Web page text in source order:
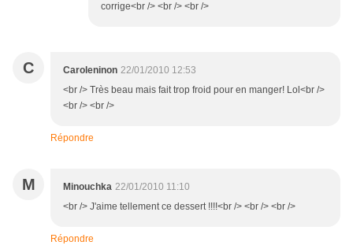
corrige<br /> <br /> <br />
C Caroleninon 22/01/2010 12:53
<br /> Très beau mais fait trop froid pour en manger! Lol<br />
<br /> <br />
Répondre
M Minouchka 22/01/2010 11:10
<br /> J'aime tellement ce dessert !!!!<br /> <br /> <br />
Répondre